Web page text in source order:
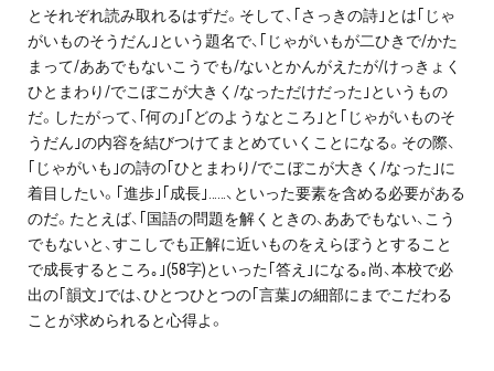
とそれぞれ読み取れるはずだ。そして、｢さっきの詩｣とは｢じゃ
がいものそうだん｣という題名で、｢じゃがいもが二ひきで/かた
まって/ああでもないこうでも/ないとかんがえたが/けっきょく
ひとまわり/でこぼこが大きく/なっただけだった｣というもの
だ。したがって、｢何の｣｢どのようなところ｣と｢じゃがいものそ
うだん｣の内容を結びつけてまとめていくことになる。その際、
｢じゃがいも｣の詩の｢ひとまわり/でこぼこが大きく/なった｣に
着目したい。｢進歩｣｢成長｣……、といった要素を含める必要がある
のだ。たとえば、｢国語の問題を解くときの、ああでもない、こう
でもないと、すこしでも正解に近いものをえらぼうとすること
で成長するところ｡｣(58字)といった｢答え｣になる｡尚、本校で必
出の｢韻文｣では、ひとつひとつの｢言葉｣の細部にまでこだわる
ことが求められると心得よ。